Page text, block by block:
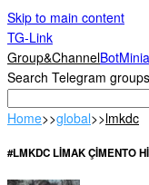
Skip to main content
TG-Link
Group&ChannelBot
Search Telegram
Home>>global>>lmkdc
#LMKDC LİMAK ÇİMENTO